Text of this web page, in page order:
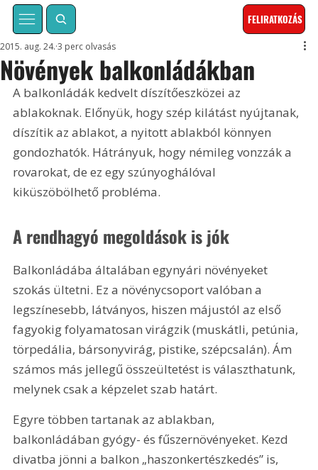
FELIRATKOZÁS
Növények balkonládákban
2015. aug. 24. 3 perc olvasás
A balkonládák kedvelt díszítőeszközei az
ablakoknak. Előnyük, hogy szép kilátást nyújtanak,
díszítik az ablakot, a nyitott ablakból könnyen
gondozhatók. Hátrányuk, hogy némileg vonzzák a
rovarokat, de ez egy szúnyoghálóval
kiküszöbölhető probléma.
A rendhagyó megoldások is jók
Balkonládába általában egynyári növényeket
szokás ültetni. Ez a növénycsoport valóban a
legszínesebb, látványos, hiszen májustól az első
fagyokig folyamatosan virágzik (muskátli, petúnia,
törpedália, bársonyvirág, pistike, szépcsalán). Ám
számos más jellegű összeültetést is választhatunk,
melynek csak a képzelet szab határt.
Egyre többen tartanak az ablakban,
balkonládában gyógy- és fűszernövényeket. Kezd
divatba jönni a balkon „haszonkertészkedés” is,